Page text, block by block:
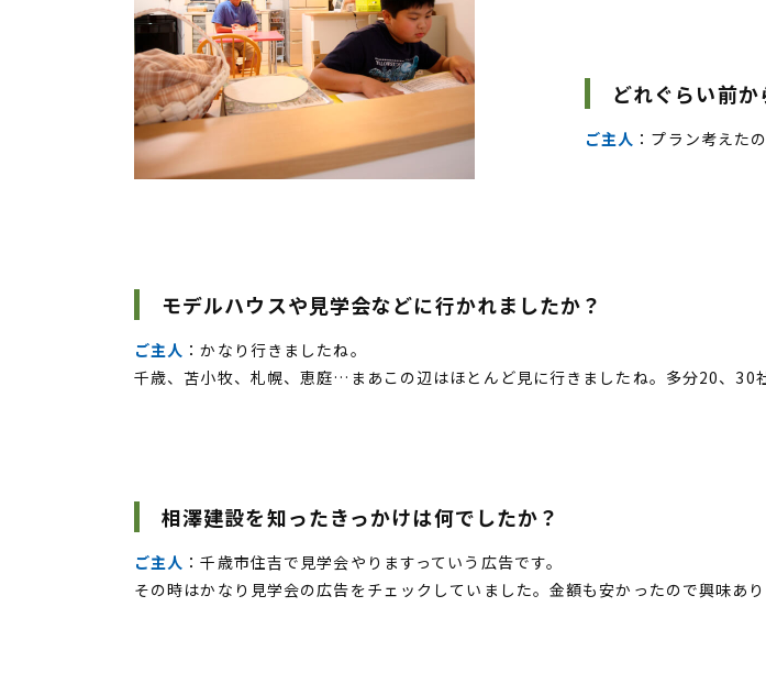
どれぐらい前
ご主人 ：プラン考えた
モデルハウスや見学会などに行かれましたか？
ご主人 ：かなり行きましたね。
千歳、苫小牧、札幌、恵庭…まあこの辺はほとんど見に行きましたね。多分20、30
相澤建設を知ったきっかけは何でしたか？
ご主人 ：千歳市住吉で見学会やりますっていう広告です。
その時はかなり見学会の広告をチェックしていました。金額も安かったので興味あり